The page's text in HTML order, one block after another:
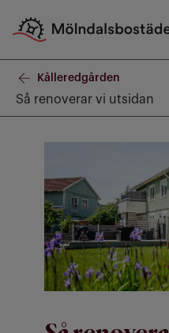
Kålleredgården
Så renoverar vi utsidan